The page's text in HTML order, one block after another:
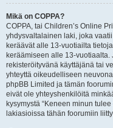
Mikä on COPPA?
COPPA, tai Children’s Online
yhdysvaltalainen laki, joka
keräävät alle 13-vuotiailta
keräämiseen alle 13-
rekisteröityvänä käyttäjänä tai
yhteyttä oikeudelliseen
phpBB Limited ja tämän
eivät ole yhteyshenkilöitä
kysymystä “Keneen minun
lakiasioissa tähän foorumiin